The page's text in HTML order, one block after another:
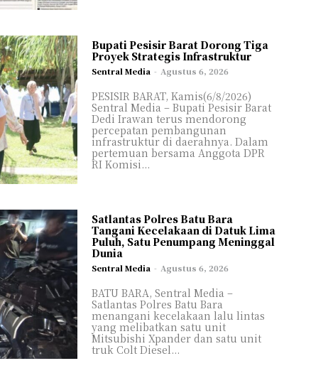
FEATURE
FEATURE
Bupati Pesisir Barat Dorong Tiga
Proyek Strategis Infrastruktur
Sentral Media - Agustus 6, 2026
PESISIR BARAT, Kamis(6/8/2026)
Sentral Media – Bupati Pesisir Barat
Dedi Irawan terus mendorong
percepatan pembangunan
infrastruktur di daerahnya. Dalam
pertemuan bersama Anggota DPR
RI Komisi...
Satlantas Polres Batu Bara
Tangani Kecelakaan di Datuk Lima
Puluh, Satu Penumpang Meninggal
Dunia
Sentral Media - Agustus 6, 2026
BATU BARA, Sentral Media –
Satlantas Polres Batu Bara
menangani kecelakaan lalu lintas
yang melibatkan satu unit
Mitsubishi Xpander dan satu unit
truk Colt Diesel...